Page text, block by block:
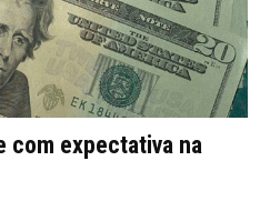
com expectativa na